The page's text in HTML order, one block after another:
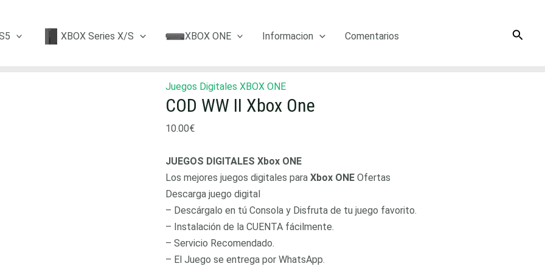
XBOX Series X/S XBOX ONE Informacion Comentarios
Juegos Digitales XBOX ONE
COD WW II Xbox One
10.00€
JUEGOS DIGITALES Xbox ONE
Los mejores juegos digitales para Xbox ONE Ofertas
Descarga juego digital
– Descárgalo en tú Consola y Disfruta de tu juego favorito.
– Instalación de la CUENTA fácilmente.
– Servicio Recomendado.
– El Juego se entrega por WhatsApp.
WW
quantity